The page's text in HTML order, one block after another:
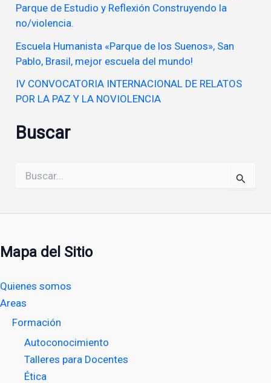
Parque de Estudio y Reflexión Construyendo la
no/violencia.
Escuela Humanista «Parque de los Suenos», San
Pablo, Brasil, mejor escuela del mundo!
IV CONVOCATORIA INTERNACIONAL DE RELATOS
POR LA PAZ Y LA NOVIOLENCIA
Buscar
por:
Mapa del Sitio
Quienes somos
Areas
Formación
Autoconocimiento
Talleres para Docentes
Ética